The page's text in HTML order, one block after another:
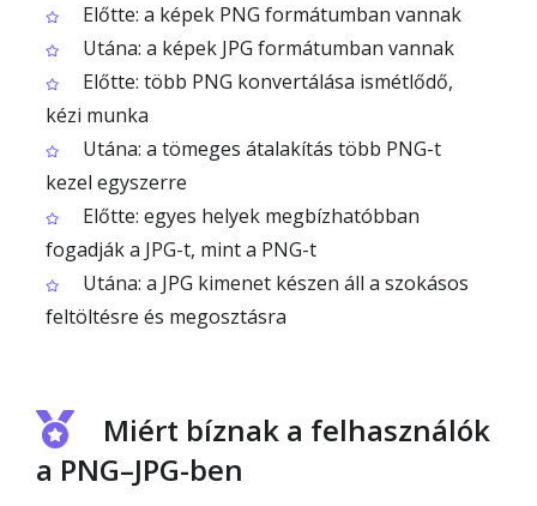
Előtte: a képek PNG formátumban vannak
Utána: a képek JPG formátumban vannak
Előtte: több PNG konvertálása ismétlődő,
kézi munka
Utána: a tömeges átalakítás több PNG-t
kezel egyszerre
Előtte: egyes helyek megbízhatóbban
fogadják a JPG-t, mint a PNG-t
Utána: a JPG kimenet készen áll a szokásos
feltöltésre és megosztásra
Miért bíznak a felhasználók
a PNG–JPG-ben